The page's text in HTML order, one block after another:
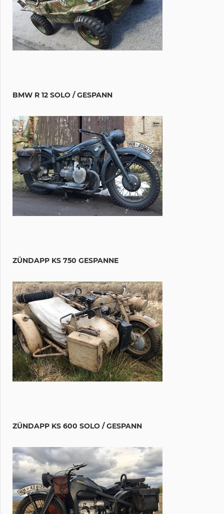
BMW R 12 SOLO / GESPANN
ZÜNDAPP KS 750 GESPANNE
ZÜNDAPP KS 600 SOLO / GESPANN